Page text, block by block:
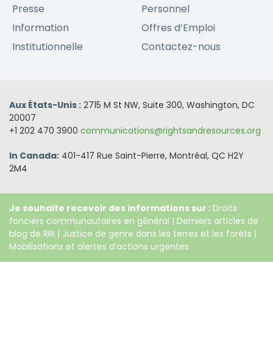
Presse
Information
Institutionnelle
Personnel
Offres d’Emploi
Contactez-nous
Aux États-Unis : 2715 M St NW, Suite 300, Washington, DC
20007
+1 202 470 3900 communications@rightsandresources.org
In Canada: 401-417 Rue Saint-Pierre, Montréal, QC H2Y
2M4
Je souhaite recevoir des informations sur :Droits
fonciers communautaires en général | Derniers articles de
blog de RRI | Justice de genre dans les terres et les forêts |
Mobilisations et alertes d’actions urgentes